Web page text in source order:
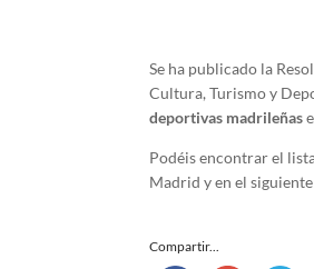
Se ha publicado la
Cultura, Turismo y
deportivas madrileñas
Podéis encontrar el
Madrid y en el
Compartir...